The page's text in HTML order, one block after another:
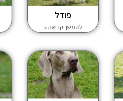
פודל
להמשך קריאה »